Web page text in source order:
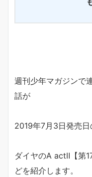
週刊少年マガジンで
話が
2019年7月3日発売
ダイヤのA actⅡ【第
どを紹介します。